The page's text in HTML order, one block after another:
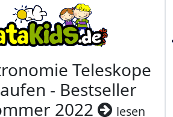
Teleskope
- Bestseller
2022
lesen